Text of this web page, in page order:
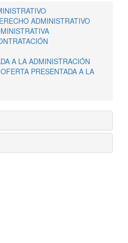
ADMINISTRATIVO
A LA ADMINISTRACIÓN
PRESENTADA A LA